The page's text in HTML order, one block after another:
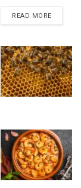
READ MOREDETAILS